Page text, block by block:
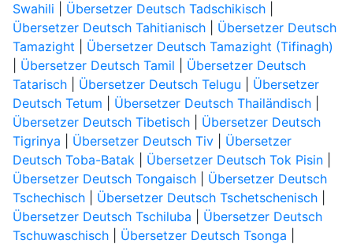
Swahili
Übersetzer Deutsch Tadschikisch|
Übersetzer Deutsch Tahitianisch| Übersetzer Deutsch
Tamazight
Übersetzer Deutsch Tamazight (Tifinagh)
Übersetzer Deutsch Tamil
Übersetzer Deutsch
Tatarisch| Übersetzer Deutsch Telugu
Übersetzer
Deutsch Tetum
Übersetzer Deutsch Thailändisch|
Übersetzer Deutsch Tibetisch| Übersetzer Deutsch
Tigrinya
Übersetzer Deutsch Tiv| Übersetzer
Deutsch Toba-Batak| Übersetzer Deutsch Tok Pisin|
Übersetzer Deutsch Tongaisch| Übersetzer Deutsch
Tschechisch| Übersetzer Deutsch Tschetschenisch|
Übersetzer Deutsch Tschiluba
Übersetzer Deutsch
Tschuwaschisch| Übersetzer Deutsch Tsonga